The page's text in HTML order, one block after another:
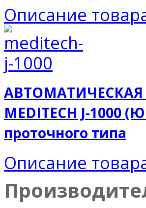
Описание
MEDITECH J-1000
проточного типа
Описание